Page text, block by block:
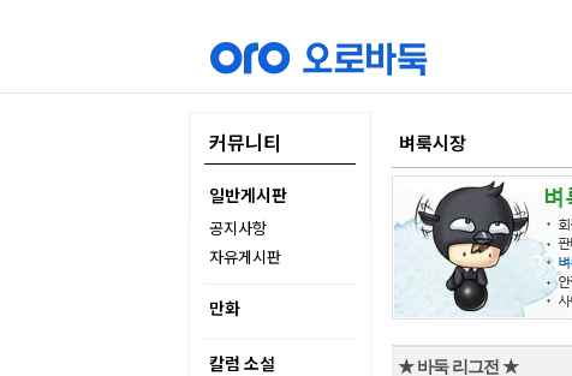
커뮤니티
일반게시판
공지사항
자유게시판
만화
칼럼 소설
벼룩시장
★ 바둑 리그전 ★